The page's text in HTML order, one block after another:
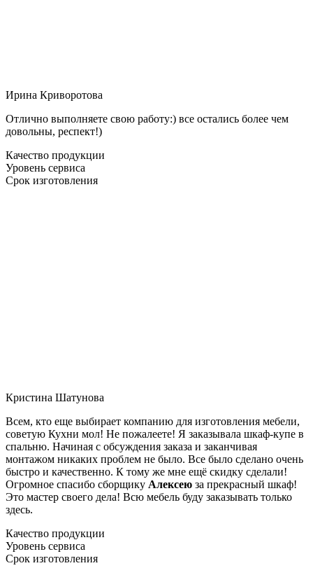
Ирина Криворотова
Отлично выполняете свою работу:) все остались более чем
довольны, респект!)
Качество продукции
Уровень сервиса
Срок изготовления
Кристина Шатунова
Всем, кто еще выбирает компанию для изготовления мебели,
советую Кухни мол! Не пожалеете! Я заказывала шкаф-купе в
спальню. Начиная с обсуждения заказа и заканчивая
монтажом никаких проблем не было. Все было сделано очень
быстро и качественно. К тому же мне ещё скидку сделали!
Огромное спасибо сборщику Алексею за прекрасный шкаф!
Это мастер своего дела! Всю мебель буду заказывать только
здесь.
Качество продукции
Уровень сервиса
Срок изготовления